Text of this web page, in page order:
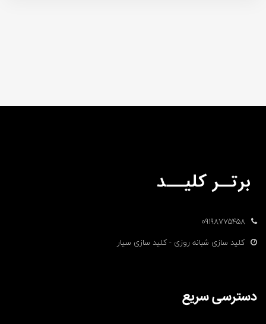
09198775458
کلید سازی شبانه روزی - کلید سازی سیار
دسترسی سریع